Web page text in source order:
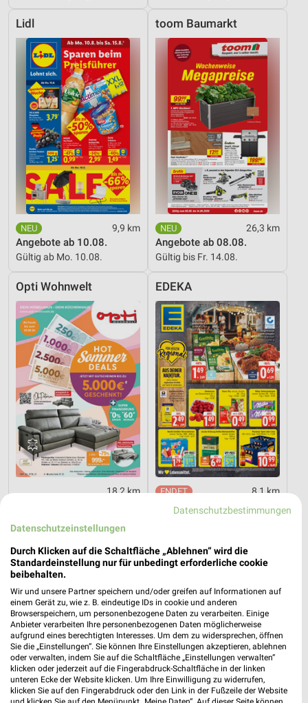
Lidl
9,9 km
Angebote ab 10.08.
Gültig ab Mo. 10.08.
toom Baumarkt
26,3 km
Angebote ab 08.08.
Gültig bis Fr. 14.08.
Opti Wohnwelt
18,2 km
EDEKA
8,1 km
Angebote ab 03.08.
PENNY XXXLutz
Datenschutzbestimmungen
Datenschutzeinstellungen
Durch Klicken auf die Schaltfläche „Ablehnen“ wird die
Standardeinstellung nur für unbedingt erforderliche cookie
beibehalten.
Wir und unsere Partner speichern und/oder greifen auf Informationen auf
einem Gerät zu, wie z. B. eindeutige IDs in cookie und anderen
Browserspeichern, um personenbezogene Daten zu verarbeiten. Einige
Anbieter verarbeiten Ihre personenbezogenen Daten möglicherweise
aufgrund eines berechtigten Interesses. Um dem zu widersprechen, öffnen
Sie die „Einstellungen“. Sie können Ihre Einstellungen akzeptieren, ablehnen
oder verwalten, indem Sie auf die Schaltfläche „Einstellungen verwalten“
klicken oder jederzeit auf die Fingerabdruck-Schaltfläche in der linken
unteren Ecke der Website klicken. Um Ihre Einwilligung zu widerrufen,
klicken Sie auf den Fingerabdruck oder den Link in der Fußzeile der Website